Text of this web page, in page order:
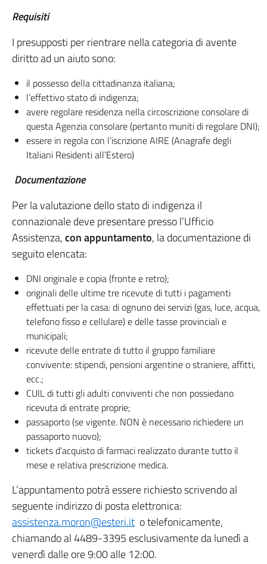
Requisiti
I presupposti per rientrare nella categoria di avente
diritto ad un aiuto sono:
il possesso della cittadinanza italiana;
l’effettivo stato di indigenza;
avere regolare residenza nella circoscrizione consolare di
questa Agenzia consolare (pertanto muniti di regolare DNI);
essere in regola con l’iscrizione AIRE (Anagrafe degli
Italiani Residenti all’Estero)
Documentazione
Per la valutazione dello stato di indigenza il
connazionale deve presentare presso l’Ufficio
Assistenza,con appuntamento, la documentazione di
seguito elencata:
DNI originale e copia (fronte e retro);
originali delle ultime tre ricevute di tutti i pagamenti
effettuati per la casa: di ognuno dei servizi (gas, luce, acqua,
telefono fisso e cellulare) e delle tasse provinciali e
municipali;
ricevute delle entrate di tutto il gruppo familiare
convivente: stipendi, pensioni argentine o straniere, affitti,
ecc.;
CUIL di tutti gli adulti conviventi che non possiedano
ricevuta di entrate proprie;
passaporto (se vigente. NON è necessario richiedere un
passaporto nuovo);
tickets d’acquisto di farmaci realizzato durante tutto il
mese e relativa prescrizione medica.
L’appuntamento potrà essere richiesto scrivendo al
seguente indirizzo di posta elettronica:
assistenza.moron@esteri.it o telefonicamente,
chiamando al 4489-3395 esclusivamente da lunedì a
venerdì dalle ore 9:00 alle 12:00.